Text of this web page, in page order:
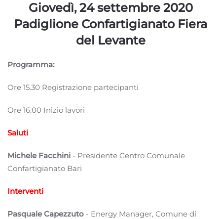
Giovedì, 24 settembre 2020
Padiglione Confartigianato Fiera
del Levante
Programma:
Ore 15.30 Registrazione partecipanti
Ore 16.00 Inizio lavori
Saluti
Michele Facchini - Presidente Centro Comunale
Confartigianato Bari
Interventi
Pasquale Capezzuto - Energy Manager, Comune di